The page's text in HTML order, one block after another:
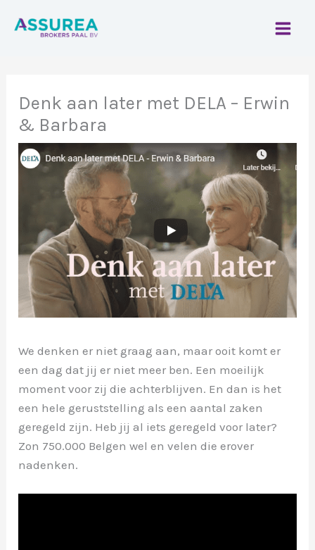
naar
Denk aan later met DELA – Erwin
& Barbara
We denken er niet graag aan, maar ooit komt er
een dag dat jij er niet meer ben. Een moeilijk
moment voor zij die achterblijven. En dan is het
een hele geruststelling als een aantal zaken
geregeld zijn. Heb jij al iets geregeld voor later?
Zon 750.000 Belgen wel en velen die erover
nadenken.